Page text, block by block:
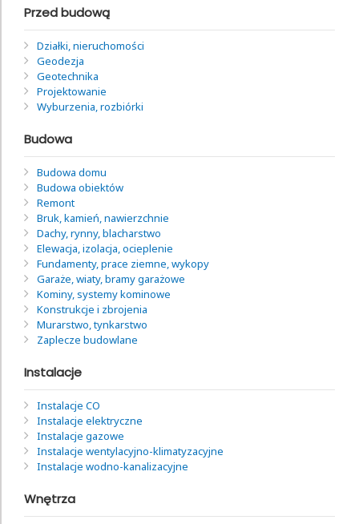
Przed budową
Działki, nieruchomości
Geodezja
Geotechnika
Projektowanie
Wyburzenia, rozbiórki
Budowa
Budowa domu
Budowa obiektów
Remont
Bruk, kamień, nawierzchnie
Dachy, rynny, blacharstwo
Elewacja, izolacja, ocieplenie
Fundamenty, prace ziemne, wykopy
Garaże, wiaty, bramy garażowe
Kominy, systemy kominowe
Konstrukcje i zbrojenia
Murarstwo, tynkarstwo
Zaplecze budowlane
Instalacje
Instalacje CO
Instalacje elektryczne
Instalacje gazowe
Instalacje wentylacyjno-klimatyzacyjne
Instalacje wodno-kanalizacyjne
Wnętrza